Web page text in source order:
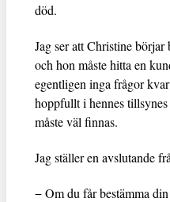
död.
Jag ser att Christine
och hon måste hitta en
egentligen inga frågor
hoppfullt i hennes
måste väl finnas.
Jag ställer en avslutande
− Om du får bestämma